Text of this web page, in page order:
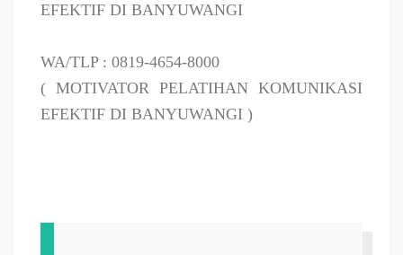
EFEKTIF DI BANYUWANGI
WA/TLP : 0819-4654-8000
( MOTIVATOR PELATIHAN KOMUNIKASI
EFEKTIF DI BANYUWANGI )